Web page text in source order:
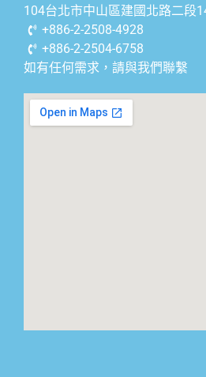
104台北市中山區建國北路二段
+886-2-2508-4928
+886-2-2504-6758
如有任何需求，請與我們聯繫